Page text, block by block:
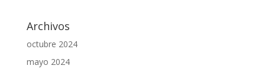
Archivos
octubre 2024
mayo 2024